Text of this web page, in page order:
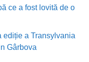
ce a fost lovită de o
ediție a Transylvania
Gârbova